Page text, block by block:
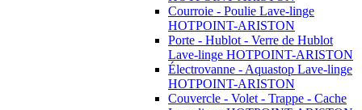
Courroie - Poulie Lave-linge
HOTPOINT-ARISTON
Porte - Hublot - Verre de Hublot
Lave-linge HOTPOINT-ARISTON
Électrovanne - Aquastop Lave-linge
HOTPOINT-ARISTON
Couvercle - Volet - Trappe - Cache